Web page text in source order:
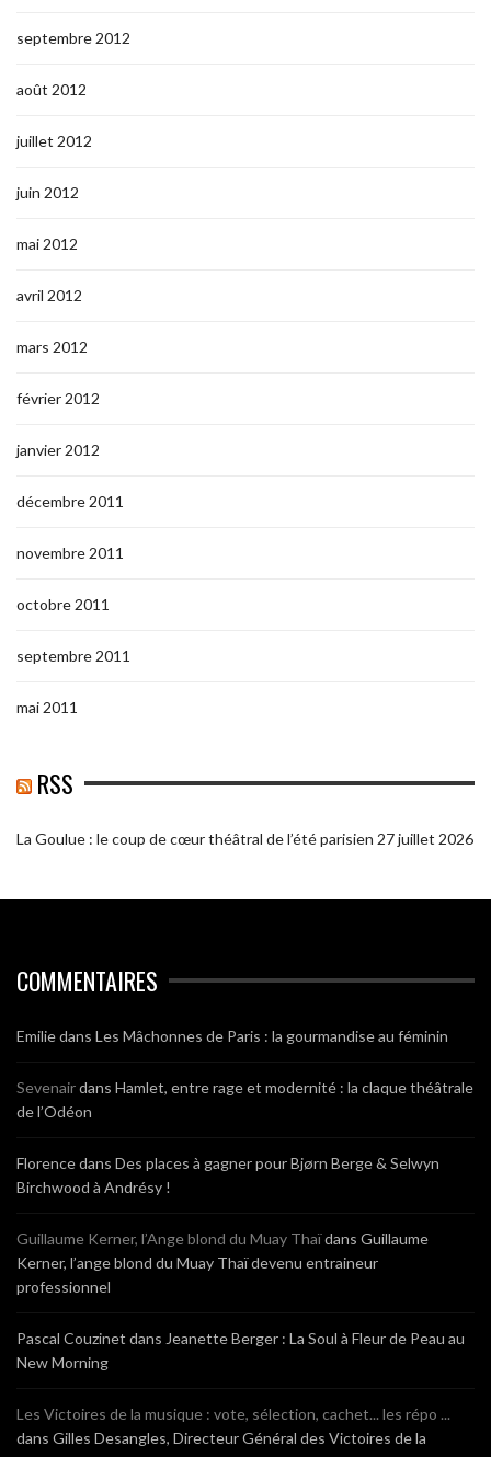
septembre 2012
août 2012
juillet 2012
juin 2012
mai 2012
avril 2012
mars 2012
février 2012
janvier 2012
décembre 2011
novembre 2011
octobre 2011
septembre 2011
mai 2011
RSS
La Goulue : le coup de cœur théâtral de l’été parisien 27 juillet 2026
COMMENTAIRES
Emiliedans Les Mâchonnes de Paris : la gourmandise au féminin
Sevenairdans Hamlet, entre rage et modernité : la claque théâtrale
de l’Odéon
Florencedans Des places à gagner pour Bjørn Berge & Selwyn
Birchwood à Andrésy !
Guillaume Kerner, l’Ange blond du Muay Thaïdans Guillaume
Kerner, l’ange blond du Muay Thaï devenu entraineur
professionnel
Pascal Couzinet dans Jeanette Berger : La Soul à Fleur de Peau au
New Morning
Les Victoires de la musique : vote, sélection, cachet... les répo ...
dans Gilles Desangles, Directeur Général des Victoires de la